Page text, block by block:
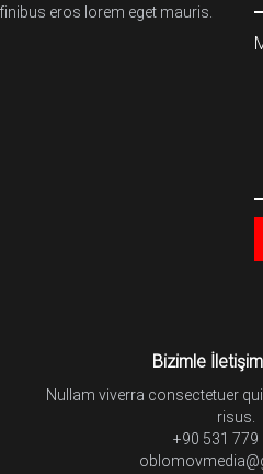
eros lorem eget mauris.
Bizimle
Nullam viverra consectetuer
risus.
+90 531 779